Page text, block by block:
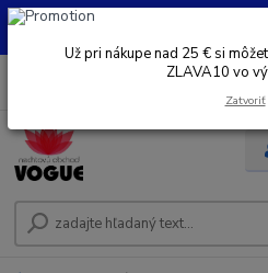
UŽ PRI NÁKUPE OD 30 € SI MOŽETE
EUR
Už pri nákupe nad 25 € si
ZLAVA10 vo
Zatvoriť